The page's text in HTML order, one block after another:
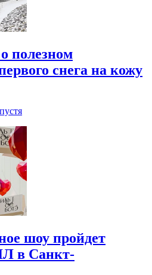
полезном
снега на кожу
шоу пройдет
в Санкт-